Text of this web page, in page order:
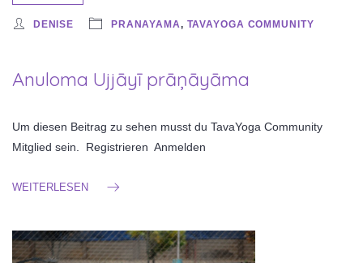
DENISE PRANAYAMA, TAVAYOGA COMMUNITY
Anuloma Ujjāyī prāņāyāma
Um diesen Beitrag zu sehen musst du TavaYoga Community
Mitglied sein. Registrieren Anmelden
WEITERLESEN